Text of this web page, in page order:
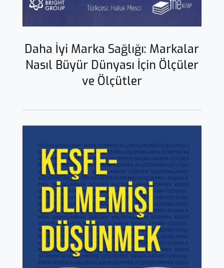
Daha İyi Marka Sağlığı: Markalar
Nasıl Büyür Dünyası İçin Ölçüler
ve Ölçütler